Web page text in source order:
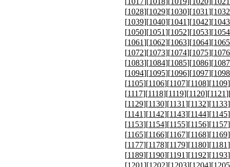
[1028][1029][1030][1031][1032
[1039][1040][1041][1042][1043
[1050][1051][1052][1053][1054
[1061][1062][1063][1064][1065
[1072][1073][1074][1075][1076
[1083][1084][1085][1086][1087
[1094][1095][1096][1097][1098
[1105][1106][1107][1108][1109
[1117][1118][1119][1120][1121
[1129][1130][1131][1132][1133
[1141][1142][1143][1144][1145
[1153][1154][1155][1156][1157
[1165][1166][1167][1168][1169
[1177][1178][1179][1180][1181
[1189][1190][1191][1192][1193